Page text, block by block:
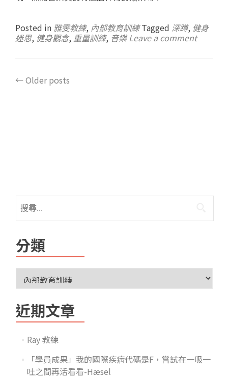
Posted in 雅雯教練, 內部教育訓練 Tagged 深蹲, 健身
迷思, 健身觀念, 重量訓練, 音樂 Leave a comment
←Older posts
分類
近期文章
Ray 教練
「學員成果」我的國際疾病代碼是F，嘗試在一吸一
吐之間再活看看-Hæsel